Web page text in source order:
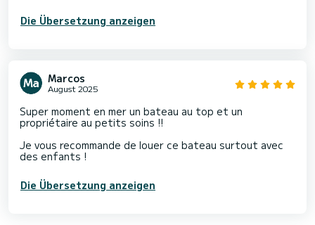
Die Übersetzung anzeigen
Marcos
August 2025
Super moment en mer un bateau au top et un
propriétaire au petits soins !!
Je vous recommande de louer ce bateau surtout avec
des enfants !
Die Übersetzung anzeigen